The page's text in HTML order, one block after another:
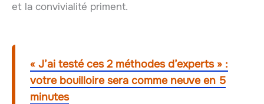
et la convivialité priment.
« J’ai testé ces 2 méthodes d’experts » :
votre bouilloire sera comme neuve en 5
minutes